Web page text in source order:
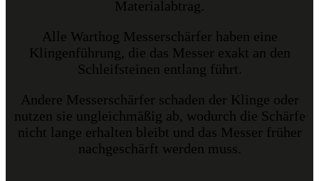
Materialabtrag.
Alle Warthog Messerschärfer haben eine
Klingenführung, die das Messer exakt an den
Schleifsteinen entlang führt.
Andere Messerschärfer schaden der Klinge oder
nutzen sie ungleichmäßig ab, wodurch die Schärfe
nicht lange erhalten bleibt und das Messer früher
nachgeschärft werden muss.